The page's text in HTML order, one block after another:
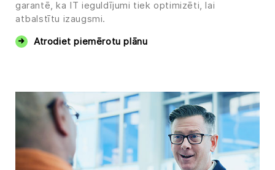
garantē, ka IT ieguldījumi tiek optimizēti, lai
atbalstītu izaugsmi.
Atrodiet piemērotu plānu